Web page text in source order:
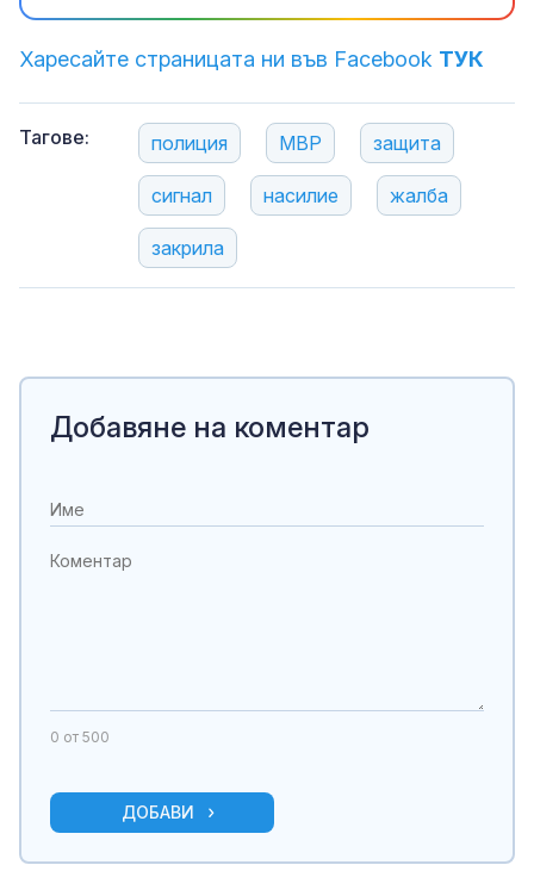
Харесайте страницата ни във Facebook ТУК
Тагове: полиция МВР защита
сигнал насилие жалба
закрила
Добавяне на коментар
0 от 500
ДОБАВИ